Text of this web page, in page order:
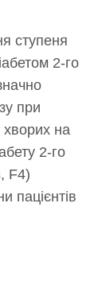
ступеня
2-го
при
на
2-го
F4)
пацієнтів